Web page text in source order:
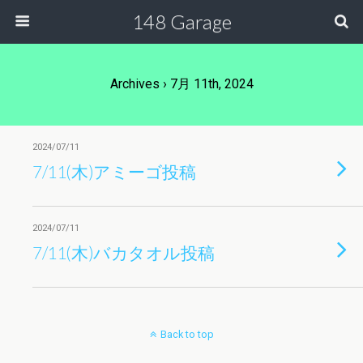
148 Garage
Archives › 7月 11th, 2024
2024/07/11
7/11(木)アミーゴ投稿
2024/07/11
7/11(木)バカタオル投稿
Back to top